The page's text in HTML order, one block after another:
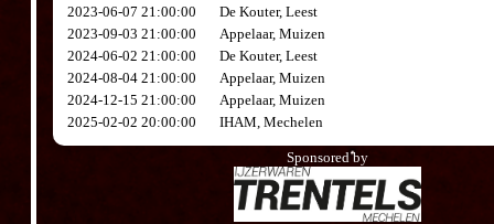
2023-06-07 21:00:00
De Kouter, Leest
2023-09-03 21:00:00
Appelaar, Muizen
2024-06-02 21:00:00
De Kouter, Leest
2024-08-04 21:00:00
Appelaar, Muizen
2024-12-15 21:00:00
Appelaar, Muizen
2025-02-02 20:00:00
IHAM, Mechelen
Sponsored by